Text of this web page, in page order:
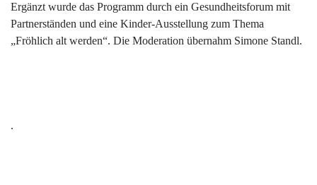
Ergänzt wurde das Programm durch ein Gesundheitsforum mit
Partnerständen und eine Kinder-Ausstellung zum Thema
„Fröhlich alt werden“. Die Moderation übernahm Simone Standl.
.